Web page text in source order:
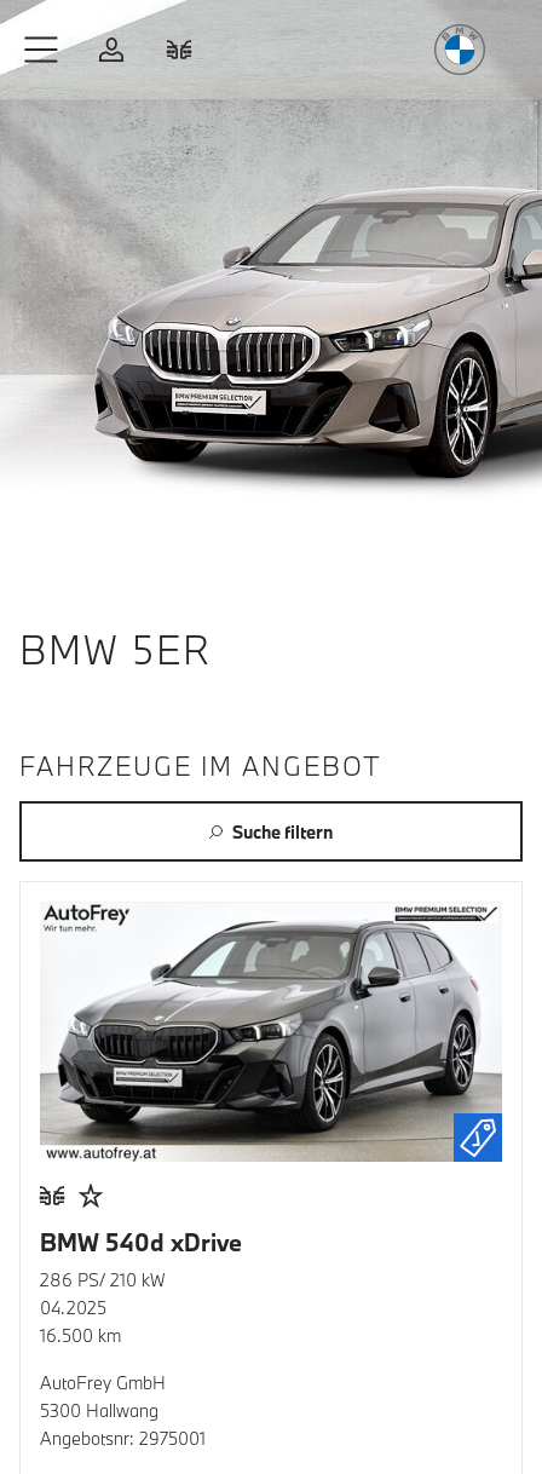
Zum Hauptinhalt springen
Anmelden
BMW 5ER
FAHRZEUGE IM ANGEBOT
Suche filtern
BMW 540d xDrive
286 PS/ 210 kW
04.2025
16.500 km
AutoFrey GmbH
5300 Hallwang
Angebotsnr: 2975001